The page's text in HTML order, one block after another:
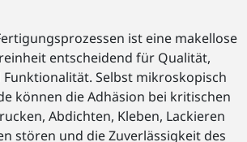
ist eine makellose
entscheidend für Qualität,
Selbst mikroskopisch
können die Adhäsion bei kritischen
Abdichten, Kleben, Lackieren
stören und die Zuverlässigkeit des